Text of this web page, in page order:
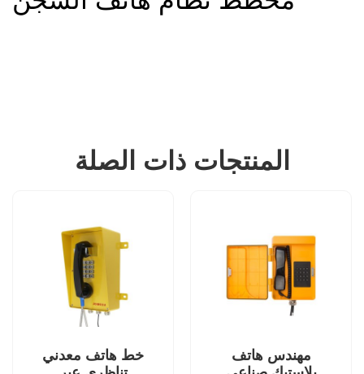
المنتجات ذات الصلة
خط هاتف معدني
مهندس هاتف